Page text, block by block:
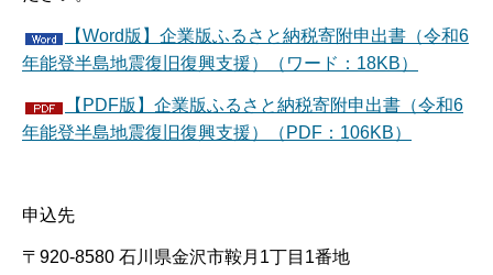
【Word版】企業版ふるさと納税寄附申出書（令和6
年能登半島地震復旧復興支援）（ワード：18KB）
【PDF版】企業版ふるさと納税寄附申出書（令和6
年能登半島地震復旧復興支援）（PDF：106KB）
申込先
〒920-8580 石川県金沢市鞍月1丁目1番地